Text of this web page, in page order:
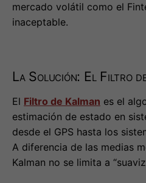
La Solución: El Filtro
desde el GPS hasta los
A diferencia de las medias
Kalman no se limita a
Posee unmodelo
sistema (ej. la
prevista).